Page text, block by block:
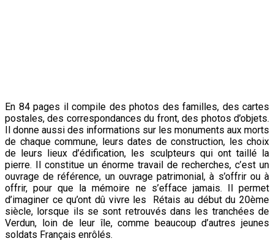
En 84 pages il compile des photos des familles, des cartes
postales, des correspondances du front, des photos d’objets.
Il donne aussi des informations sur les monuments aux morts
de chaque commune, leurs dates de construction, les choix
de leurs lieux d’édification, les sculpteurs qui ont taillé la
pierre. Il constitue un énorme travail de recherches, c’est un
ouvrage de référence, un ouvrage patrimonial, à s’offrir ou à
offrir, pour que la mémoire ne s’efface jamais. Il permet
d’imaginer ce qu’ont dû vivre les Rétais au début du 20ème
siècle, lorsque ils se sont retrouvés dans les tranchées de
Verdun, loin de leur île, comme beaucoup d’autres jeunes
soldats Français enrôlés.